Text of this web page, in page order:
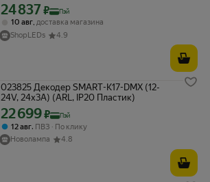
Цена с картой Яндекс Пэй 24837 ₽ вместо
24 837 ₽ Пэй
10 авг доставка магазина
ShopLEDs
4.9
023825 Декодер SMART-K17-DMX (12-
24V, 24x3A) (ARL, IP20 Пластик)
Цена с картой Яндекс Пэй 22699 ₽ вместо
22 699₽ Пэй
12 авг, ПВЗ
По клику
Новолампа
4.8